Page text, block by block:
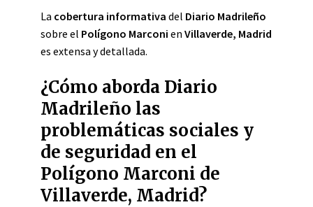
La cobertura informativa del Diario Madrileño
sobre el Polígono Marconi en Villaverde, Madrid
es extensa y detallada.
¿Cómo aborda Diario
Madrileño las
problemáticas sociales y
de seguridad en el
Polígono Marconi de
Villaverde, Madrid?